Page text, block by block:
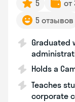
5 от
5 отзывов
Graduated
Holds a
Teaches
corporate